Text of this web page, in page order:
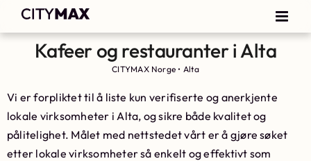
Kafeer og restauranter i Alta
CITYMAX Norge • Alta
Vi er forpliktet til å liste kun verifiserte og anerkjente
lokale virksomheter i Alta, og sikre både kvalitet og
pålitelighet. Målet med nettstedet vårt er å gjøre søket
etter lokale virksomheter så enkelt og effektivt som